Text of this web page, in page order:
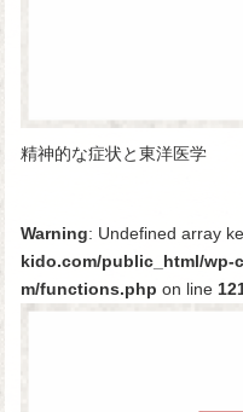
精神的な症状と東洋医学
Warning: Undefined array
kido.com/public_html/wp-
m/functions.php on line